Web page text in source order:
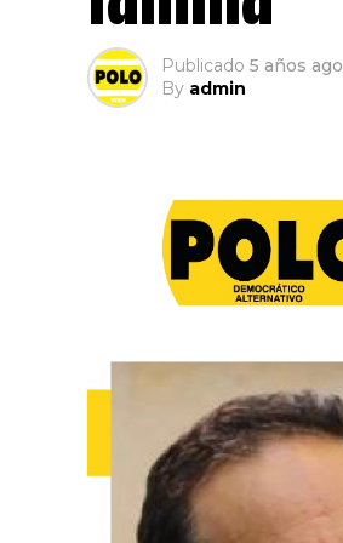
Publicado 5 años ago
By admin